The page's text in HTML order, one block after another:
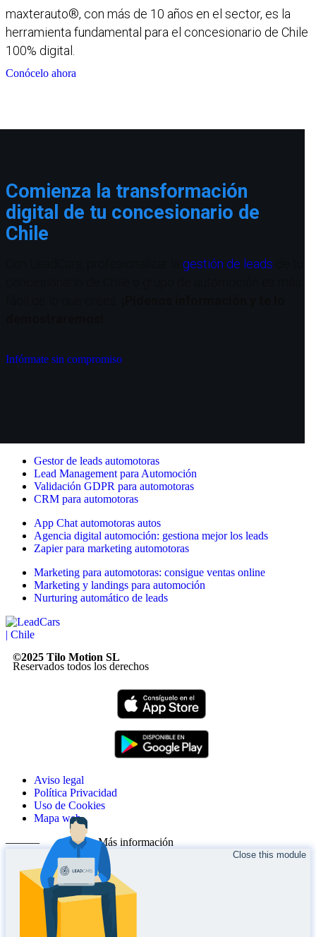
maxterauto®, con más de 10 años en el sector, es la
herramienta fundamental para el concesionario de Chile
100% digital.
Conócelo ahora
Comienza la transformación
digital de tu concesionario de
Chile
gestión de leads
Infórmate sin compromiso
Gestor de leads automotoras
Lead Management para Automoción
Validación GDPR para automotoras
CRM para automotoras
App Chat automotoras autos
Agencia digital automoción: gestiona mejor los leads
Zapier para marketing automotoras
Marketing para automotoras: consigue ventas online
Marketing y landings para automoción
Nurturing automático de leads
©2025 Tilo Motion SL
Reservados todos los derechos
Aviso legal
Política Privacidad
Uso de Cookies
Mapa web
———
Más información
Close this module